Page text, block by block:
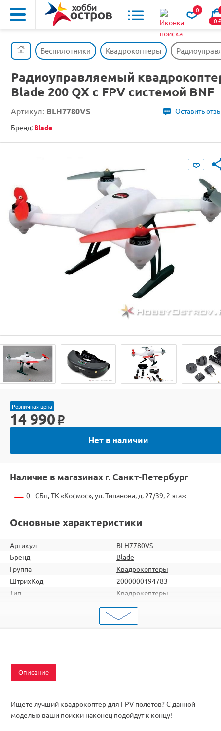
0
0o
Беспилотники Квадрокоптеры
Радиоуправляемый
Blade 200 QX с FPV системой BNF
Артикул: BLH7780VS
Оставить
Бренд: Blade
Розничная цена
14 990 o
Нет в наличии
Наличие в магазинах г. Санкт-Петербург
0 СБп, ТК «Космос», ул. Типанова, д. 27/39, 2 этаж
Основные характеристики
Артикул
BLH7780VS
Бренд
Blade
Группа
Квадрокоптеры
ШтрихКод
2000000194783
Тип
Квадрокоптеры
с FPV
Описание
Ищете лучший квадрокоптер для FPV полетов? С данной
моделью ваши поиски наконец подойдут к концу!